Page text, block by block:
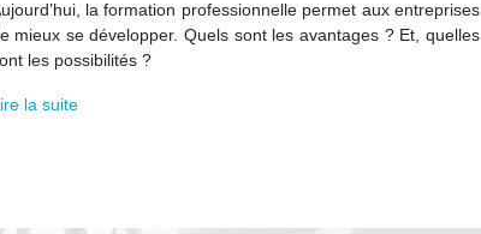
la formation professionnelle permet aux entreprises
mieux se développer. Quels sont les avantages ? Et, quelles
les possibilités ?
la suite